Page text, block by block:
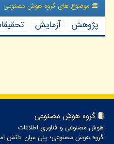
موضوع های گروه هوش مصنوعی
پژوهش آزمایش
گروه هوش مصنوعی
هوش مصنوعی و فناوری اطلاعات
گروه هوش مصنوعی؛ پلی میان دانش